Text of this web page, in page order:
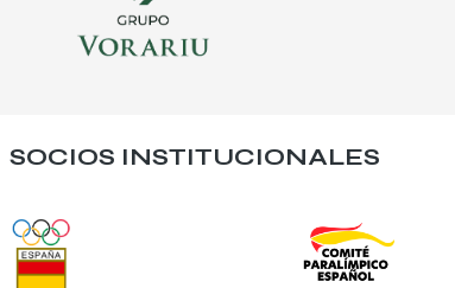
SOCIOS INSTITUCIONALES